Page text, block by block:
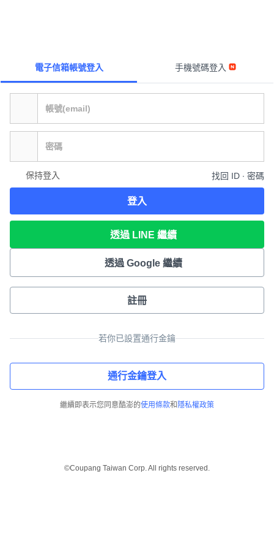
電子信箱帳號登入 手機號碼登入
保持登入 找回 ID ∙ 密碼
登入
透過 LINE 繼續
透過 Google 繼續
註冊
若你已設置通行金鑰
通行金鑰登入
繼續即表示您同意酷澎的使用條款和 隱私權政策
©Coupang Taiwan Corp. All rights reserved.